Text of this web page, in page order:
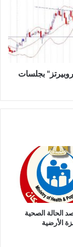
بجلسات
الحالة الصحية
الأرضية